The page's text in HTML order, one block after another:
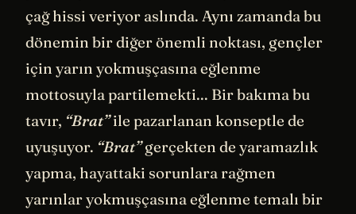
çağ hissi veriyor aslında. Aynı zamanda bu
dönemin bir diğer önemli noktası, gençler
için yarın yokmuşçasına eğlenme
mottosuyla partilemekti... Bir bakıma bu
tavır, “Brat”ile pazarlanan konseptle de
uyuşuyor. “Brat”gerçekten de yaramazlık
yapma, hayattaki sorunlara rağmen
yarınlar yokmuşçasına eğlenme temalı bir